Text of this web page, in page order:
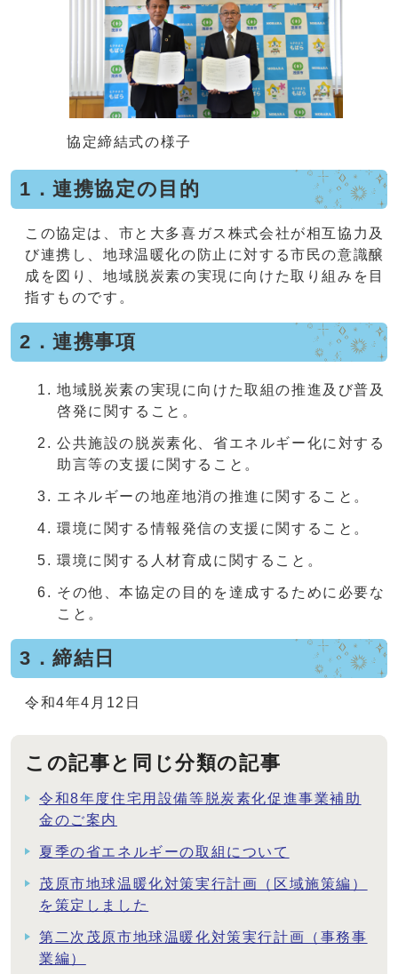
協定締結式の様子
1．連携協定の目的
この協定は、市と大多喜ガス株式会社が相互協力及
び連携し、地球温暖化の防止に対する市民の意識醸
成を図り、地域脱炭素の実現に向けた取り組みを目
指すものです。
2．連携事項
地域脱炭素の実現に向けた取組の推進及び普及
啓発に関すること。
公共施設の脱炭素化、省エネルギー化に対する
助言等の支援に関すること。
エネルギーの地産地消の推進に関すること。
環境に関する情報発信の支援に関すること。
環境に関する人材育成に関すること。
その他、本協定の目的を達成するために必要な
こと。
3．締結日
令和4年4月12日
この記事と同じ分類の記事
令和8年度住宅用設備等脱炭素化促進事業補助
金のご案内
夏季の省エネルギーの取組について
茂原市地球温暖化対策実行計画（区域施策編）
を策定しました
第二次茂原市地球温暖化対策実行計画（事務事
業編）